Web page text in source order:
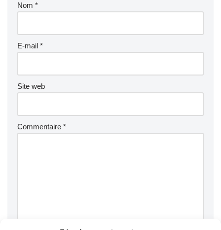
Nom *
E-mail *
Site web
Commentaire *